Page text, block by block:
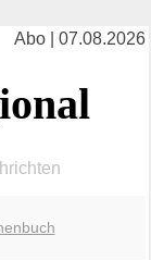
Abo | 07.08.2026